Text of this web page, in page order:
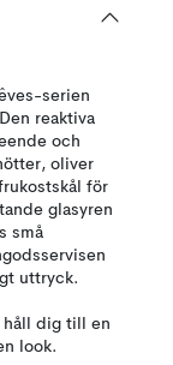
serien
reaktiva
och
oliver
för
glasyren
små
uttryck.
håll dig till en
look.